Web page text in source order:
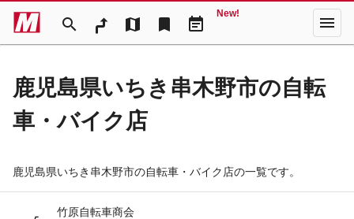
search map bookmark event_note
New! menu
鹿児島県いちき串木野市の自転
車・バイク店
鹿児島県いちき串木野市の自転車・バイク店の一覧です。
竹原自転車商会